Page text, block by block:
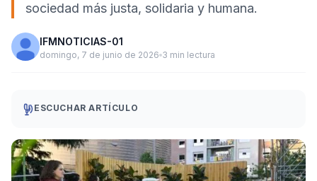
sociedad más justa, solidaria y humana.
IFMNOTICIAS-01
domingo, 7 de junio de 2026 3 min lectura
ESCUCHAR ARTÍCULO